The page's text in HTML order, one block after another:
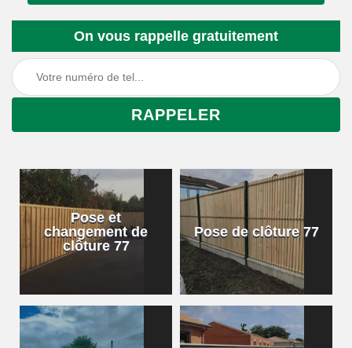
On vous rappelle gratuitement
Pose et
changement de
clôture 77
Pose de clôture 77